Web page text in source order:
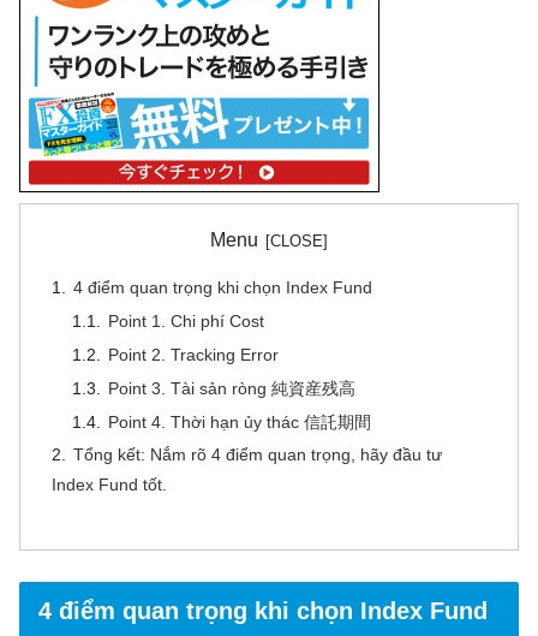
Menu
4 điểm quan trọng khi chọn Index Fund
Point 1. Chi phí Cost
Point 2. Tracking Error
Point 3. Tài sản ròng 純資産残高
Point 4. Thời hạn ủy thác 信託期間
Tổng kết: Nắm rõ 4 điểm quan trọng, hãy đầu tư
Index Fund tốt.
4 điểm quan trọng khi chọn Index Fund